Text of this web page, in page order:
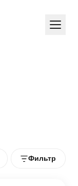
Фильтр